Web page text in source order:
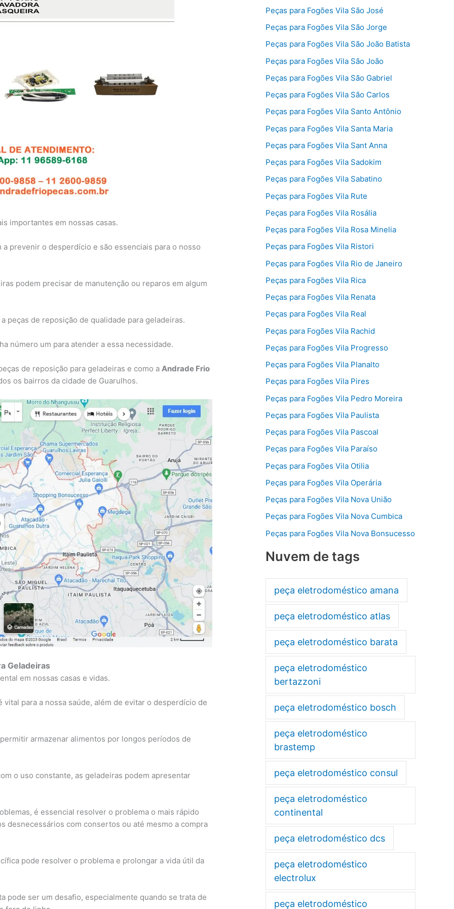
importantes em nossas casas.
prevenir o desperdício e são essenciais para o nosso
podem precisar de manutenção ou reparos em algum
peças de reposição de qualidade para geladeiras.
número um para atender a essa necessidade.
de reposição para geladeiras e como a Andrade Frio
os bairros da cidade de Guarulhos.
Geladeiras
em nossas casas e vidas.
para a nossa saúde, além de evitar o desperdício de
armazenar alimentos por longos períodos de
o uso constante, as geladeiras podem apresentar
é essencial resolver o problema o mais rápido
desnecessários com consertos ou até mesmo a compra
pode resolver o problema e prolongar a vida útil da
pode ser um desafio, especialmente quando se trata de
Peças para Fogões Vila São José
Peças para Fogões Vila São Jorge
Peças para Fogões Vila São João Batista
Peças para Fogões Vila São João
Peças para Fogões Vila São Gabriel
Peças para Fogões Vila São Carlos
Peças para Fogões Vila Santo Antônio
Peças para Fogões Vila Santa Maria
Peças para Fogões Vila Sant Anna
Peças para Fogões Vila Sadokim
Peças para Fogões Vila Sabatino
Peças para Fogões Vila Rute
Peças para Fogões Vila Rosália
Peças para Fogões Vila Rosa Minelia
Peças para Fogões Vila Ristori
Peças para Fogões Vila Rio de Janeiro
Peças para Fogões Vila Rica
Peças para Fogões Vila Renata
Peças para Fogões Vila Real
Peças para Fogões Vila Rachid
Peças para Fogões Vila Progresso
Peças para Fogões Vila Planalto
Peças para Fogões Vila Pires
Peças para Fogões Vila Pedro Moreira
Peças para Fogões Vila Paulista
Peças para Fogões Vila Pascoal
Peças para Fogões Vila Paraíso
Peças para Fogões Vila Otilia
Peças para Fogões Vila Operária
Peças para Fogões Vila Nova União
Peças para Fogões Vila Nova Cumbica
Peças para Fogões Vila Nova Bonsucesso
Nuvem de tags
peça eletrodoméstico amana
peça eletrodoméstico atlas
peça eletrodoméstico barata
peça eletrodoméstico
bertazzoni
peça eletrodoméstico bosch
peça eletrodoméstico
brastemp
peça eletrodoméstico consul
peça eletrodoméstico
continental
peça eletrodoméstico dcs
peça eletrodoméstico
electrolux
peça eletrodoméstico